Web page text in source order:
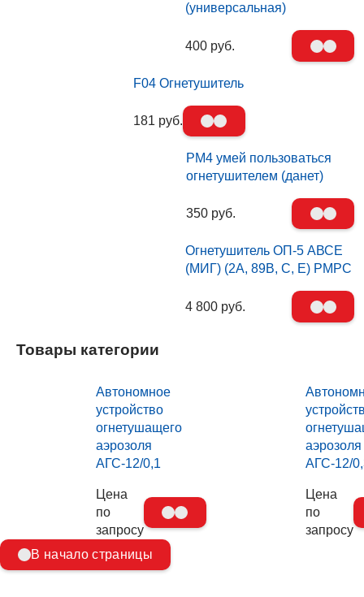
(универсальная)
400 руб.
F04 Огнетушитель
181 руб.
PM4 умей пользоваться
огнетушителем (данет)
350 руб.
Огнетушитель ОП-5 АВСЕ
(МИГ) (2А, 89В, С, Е) РМРС
4 800 руб.
Товары категории
Автономное
устройство
огнетушащего
аэрозоля
АГС-12/0,1
Цена
по
запросу
аэрозоля
АГС-12/
Цена
по
запросу
В начало страницы